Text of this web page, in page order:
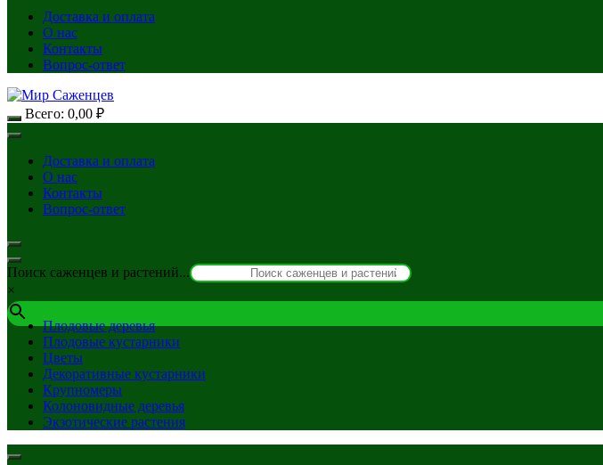
Доставка и оплата
О нас
Контакты
Вопрос-ответ
Всего: 0,00 ₽
Доставка и оплата
О нас
Контакты
Вопрос-ответ
Поиск саженцев и растений...
×
Плодовые деревья
Плодовые кустарники
Цветы
Декоративные кустарники
Крупномеры
Колоновидные деревья
Экзотические растения